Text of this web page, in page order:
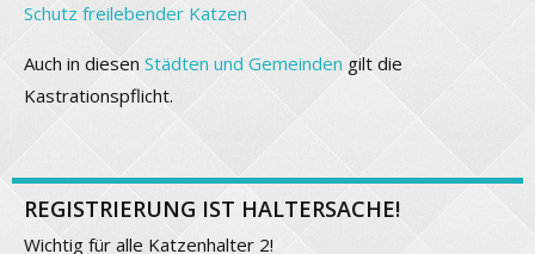
Schutz freilebender Katzen
Auch in diesen Städten und Gemeinden gilt die
Kastrationspflicht.
REGISTRIERUNG IST HALTERSACHE!
Wichtig für alle Katzenhalter 2!